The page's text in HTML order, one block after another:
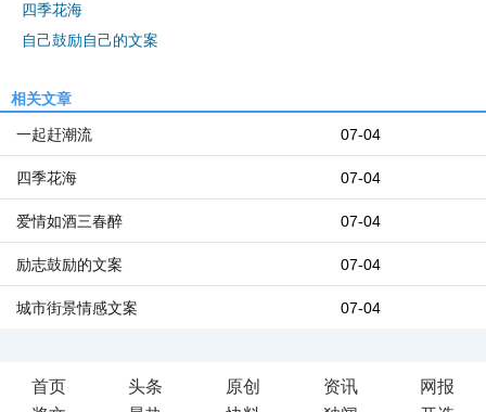
四季花海
自己鼓励自己的文案
相关文章
07-04
一起赶潮流
07-04
四季花海
07-04
爱情如酒三春醉
07-04
励志鼓励的文案
07-04
城市街景情感文案
首页 头条 原创 资讯
网报